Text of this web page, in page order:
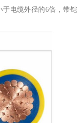
电缆外径的6倍，带铠